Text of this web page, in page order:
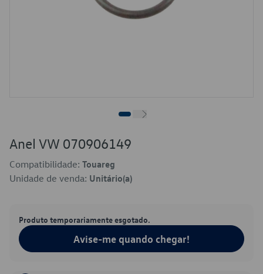
Anel VW 070906149
Compatibilidade: Touareg
Unidade de venda: Unitário(a)
Produto temporariamente esgotado.
Avise-me quando chegar!